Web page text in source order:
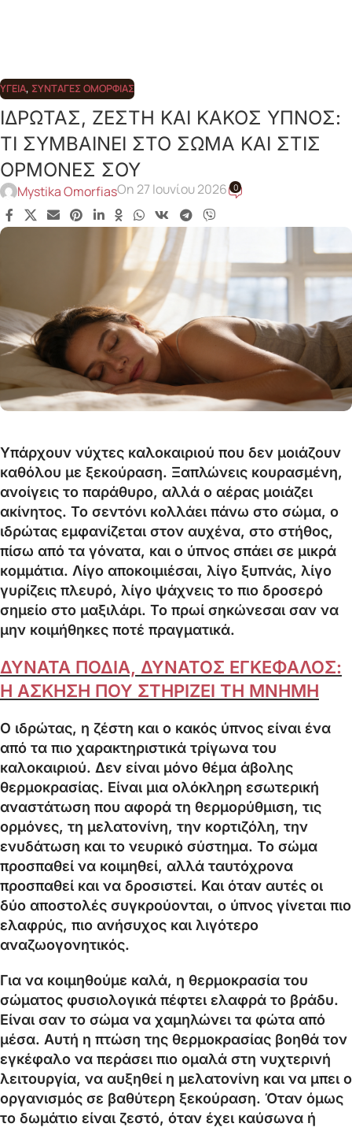
ΥΓΕΊΑ, ΣΥΝΤΑΓΈΣ ΟΜΟΡΦΙΆΣ
ΙΔΡΩΤΑΣ, ΖΕΣΤΗ ΚΑΙ ΚΑΚΟΣ ΥΠΝΟΣ:
ΤΙ ΣΥΜΒΑΙΝΕΙ ΣΤΟ ΣΩΜΑ ΚΑΙ ΣΤΙΣ
ΟΡΜΟΝΕΣ ΣΟΥ
Mystika OmorfiasOn 27 Ιουνίου 2026 0
Υπάρχουν νύχτες καλοκαιριού που δεν μοιάζουν
καθόλου με ξεκούραση. Ξαπλώνεις κουρασμένη,
ανοίγεις το παράθυρο, αλλά ο αέρας μοιάζει
ακίνητος. Το σεντόνι κολλάει πάνω στο σώμα, ο
ιδρώτας εμφανίζεται στον αυχένα, στο στήθος,
πίσω από τα γόνατα, και ο ύπνος σπάει σε μικρά
κομμάτια. Λίγο αποκοιμιέσαι, λίγο ξυπνάς, λίγο
γυρίζεις πλευρό, λίγο ψάχνεις το πιο δροσερό
σημείο στο μαξιλάρι. Το πρωί σηκώνεσαι σαν να
μην κοιμήθηκες ποτέ πραγματικά.
ΔΥΝΑΤΑ ΠΟΔΙΑ, ΔΥΝΑΤΟΣ ΕΓΚΕΦΑΛΟΣ:
Η ΑΣΚΗΣΗ ΠΟΥ ΣΤΗΡΙΖΕΙ ΤΗ ΜΝΗΜΗ
Ο ιδρώτας, η ζέστη και ο κακός ύπνος είναι ένα
από τα πιο χαρακτηριστικά τρίγωνα του
καλοκαιριού. Δεν είναι μόνο θέμα άβολης
θερμοκρασίας. Είναι μια ολόκληρη εσωτερική
αναστάτωση που αφορά τη θερμορύθμιση, τις
ορμόνες, τη μελατονίνη, την κορτιζόλη, την
ενυδάτωση και το νευρικό σύστημα. Το σώμα
προσπαθεί να κοιμηθεί, αλλά ταυτόχρονα
προσπαθεί και να δροσιστεί. Και όταν αυτές οι
δύο αποστολές συγκρούονται, ο ύπνος γίνεται πιο
ελαφρύς, πιο ανήσυχος και λιγότερο
αναζωογονητικός.
Για να κοιμηθούμε καλά, η θερμοκρασία του
σώματος φυσιολογικά πέφτει ελαφρά το βράδυ.
Είναι σαν το σώμα να χαμηλώνει τα φώτα από
μέσα. Αυτή η πτώση της θερμοκρασίας βοηθά τον
εγκέφαλο να περάσει πιο ομαλά στη νυχτερινή
λειτουργία, να αυξηθεί η μελατονίνη και να μπει ο
οργανισμός σε βαθύτερη ξεκούραση. Όταν όμως
το δωμάτιο είναι ζεστό, όταν έχει καύσωνα ή